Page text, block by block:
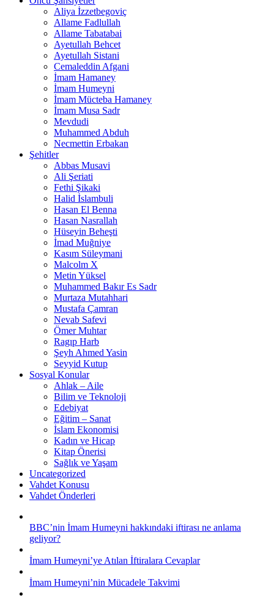
Aliya İzzetbegoviç
Allame Fadlullah
Allame Tabatabai
Ayetullah Behcet
Ayetullah Sistani
Cemaleddin Afgani
İmam Hamaney
İmam Humeyni
İmam Mücteba Hamaney
İmam Musa Sadr
Mevdudi
Muhammed Abduh
Necmettin Erbakan
Şehitler
Abbas Musavi
Ali Şeriati
Fethi Şikaki
Halid İslambuli
Hasan El Benna
Hasan Nasrallah
Hüseyin Beheşti
İmad Muğniye
Kasım Süleymani
Malcolm X
Metin Yüksel
Muhammed Bakır Es Sadr
Murtaza Mutahhari
Mustafa Çamran
Nevab Safevi
Ömer Muhtar
Ragıp Harb
Şeyh Ahmed Yasin
Seyyid Kutup
Sosyal Konular
Ahlak – Aile
Bilim ve Teknoloji
Edebiyat
Eğitim – Sanat
İslam Ekonomisi
Kadın ve Hicap
Kitap Önerisi
Sağlık ve Yaşam
Uncategorized
Vahdet Konusu
Vahdet Önderleri
BBC’nin İmam Humeyni hakkındaki iftirası ne anlama
geliyor?
İmam Humeyni’ye Atılan İftiralara Cevaplar
İmam Humeyni’nin Mücadele Takvimi